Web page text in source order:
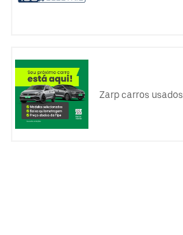
Zarp carros usados